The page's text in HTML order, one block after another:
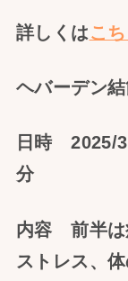
詳しくはこ
ヘバーデン
日時 2025/
分
内容 前半は
ストレス、